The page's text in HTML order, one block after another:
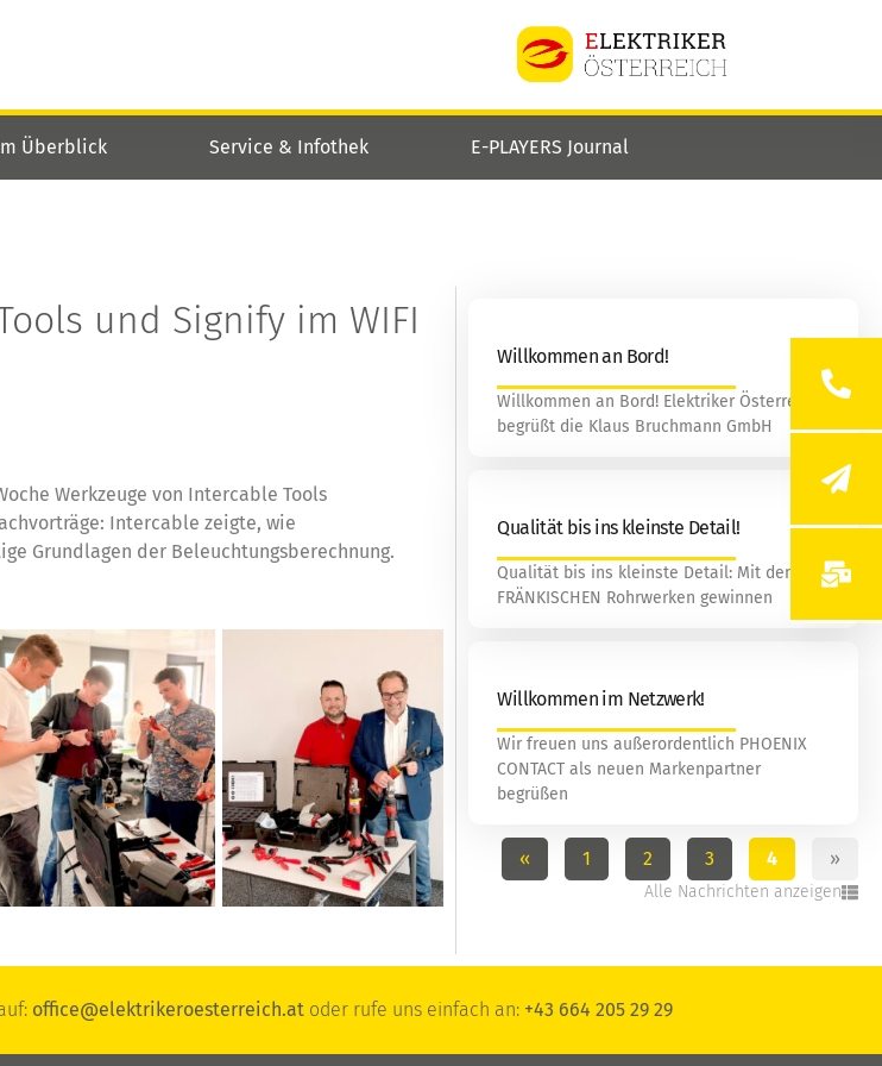
Überblick Service & Infothek E-PLAYERS Journal
und Signify im WIFI
Werkzeuge von Intercable Tools
Intercable zeigte, wie
Grundlagen der Beleuchtungsberechnung.
Willkommen an Bord!
Willkommen an Bord! Elektriker Österreich
begrüßt die Klaus Bruchmann GmbH
Qualität bis ins kleinste Detail!
Qualität bis ins kleinste Detail: Mit den
FRÄNKISCHEN Rohrwerken gewinnen
Willkommen im Netzwerk!
Wir freuen uns außerordentlich PHOENIX
CONTACT als neuen Markenpartner
begrüßen
« 1 2 3 4 »
Alle Nachrichten anzeigen
office@elektrikeroesterreich.atoder rufe uns einfach an: +43 664 205 29 29